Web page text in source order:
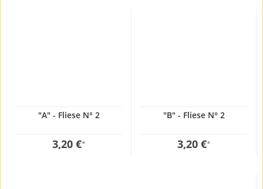
"A" - Fliese N° 2
3,20 €*
"B" - Fliese N° 2
3,20 €*